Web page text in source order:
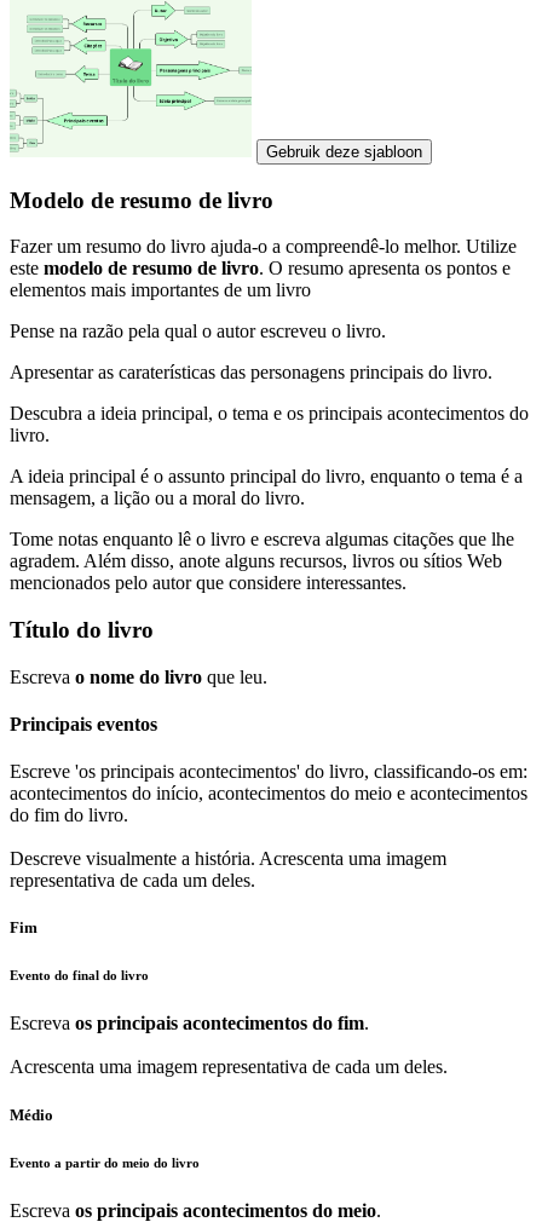
Gebruik deze sjabloon
Modelo de resumo de livro
Fazer um resumo do livro ajuda-o a compreendê-lo melhor. Utilize
este modelo de resumo de livro. O resumo apresenta os pontos e
elementos mais importantes de um livro
Pense na razão pela qual o autor escreveu o livro.
Apresentar as caraterísticas das personagens principais do livro.
Descubra a ideia principal, o tema e os principais acontecimentos do
livro.
A ideia principal é o assunto principal do livro, enquanto o tema é a
mensagem, a lição ou a moral do livro.
Tome notas enquanto lê o livro e escreva algumas citações que lhe
agradem. Além disso, anote alguns recursos, livros ou sítios Web
mencionados pelo autor que considere interessantes.
Título do livro
Escreva o nome do livro que leu.
Principais eventos
Escreve 'os principais acontecimentos' do livro, classificando-os em:
acontecimentos do início, acontecimentos do meio e acontecimentos
do fim do livro.
Descreve visualmente a história. Acrescenta uma imagem
representativa de cada um deles.
Fim
Evento do final do livro
Escreva os principais acontecimentos do fim.
Acrescenta uma imagem representativa de cada um deles.
Médio
Evento a partir do meio do livro
Escreva os principais acontecimentos do meio.